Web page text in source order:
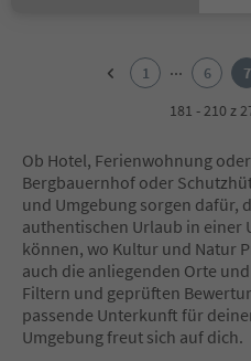
10
1 ... 6 7
181 - 210 z
Ob Hotel, Ferienwohnung
Bergbauernhof oder
und Umgebung sorgen dafür,
authentischen Urlaub in einer
können, wo Kultur und Natur
auch die anliegenden Orte
Filtern und geprüften
passende Unterkunft für
Umgebung freut sich auf dich.